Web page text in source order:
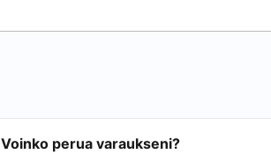
Voinko perua varaukseni?